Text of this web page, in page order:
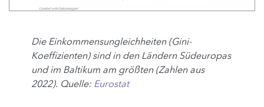
Die Einkommensungleichheiten (Gini-
Koeffizienten) sind in den Ländern Südeuropas
und im Baltikum am größten (Zahlen aus
2022). Quelle: Eurostat